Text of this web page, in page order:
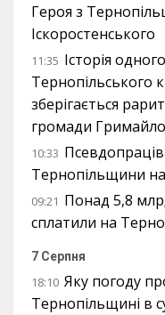
Героя з
Іскоростенського
11:35 Історія
Тернопільського
зберігається
громади
10:33
Тернопільщини
09:21 Понад 5,8
сплатили на
7 Серпня
18:10 Яку погоду
Тернопільщині в